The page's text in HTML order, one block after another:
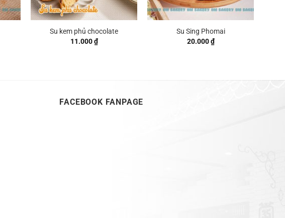
Su kem phủ chocolate
11.000₫
Su Sing Phomai
20.000₫
FACEBOOK FANPAGE